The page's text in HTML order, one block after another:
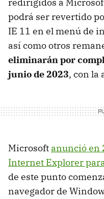
podrá ser revertido
IE 11 en el menú de
así como otros
eliminarán por
junio de 2023, con la
Microsoft anunció en
Internet Explorer
de este punto
navegador de